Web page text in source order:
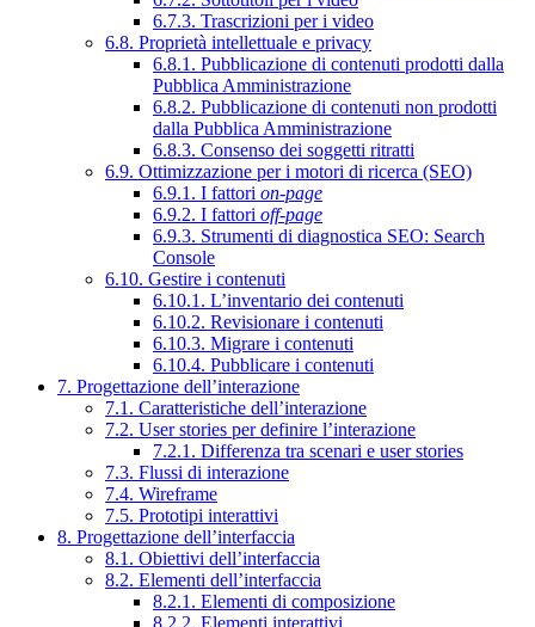
6.7.3. Trascrizioni per i video
6.8. Proprietà intellettuale e privacy
6.8.1. Pubblicazione di contenuti prodotti dalla
Pubblica Amministrazione
6.8.2. Pubblicazione di contenuti non prodotti
dalla Pubblica Amministrazione
6.8.3. Consenso dei soggetti ritratti
6.9. Ottimizzazione per i motori di ricerca (SEO)
6.9.1. I fattori on-page
6.9.2. I fattori off-page
6.9.3. Strumenti di diagnostica SEO: Search
Console
6.10. Gestire i contenuti
6.10.1. L’inventario dei contenuti
6.10.2. Revisionare i contenuti
6.10.3. Migrare i contenuti
6.10.4. Pubblicare i contenuti
7. Progettazione dell’interazione
7.1. Caratteristiche dell’interazione
7.2. User stories per definire l’interazione
7.2.1. Differenza tra scenari e user stories
7.3. Flussi di interazione
7.4. Wireframe
7.5. Prototipi interattivi
8. Progettazione dell’interfaccia
8.1. Obiettivi dell’interfaccia
8.2. Elementi dell’interfaccia
8.2.1. Elementi di composizione
8.2.2. Elementi interattivi